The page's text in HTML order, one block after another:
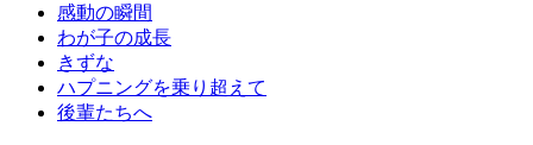
感動の瞬間
わが子の成長
きずな
ハプニングを乗り超えて
後輩たちへ